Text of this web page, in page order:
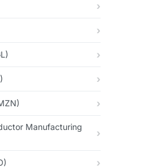
Manufacturing